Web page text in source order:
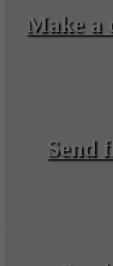
Make a
Send